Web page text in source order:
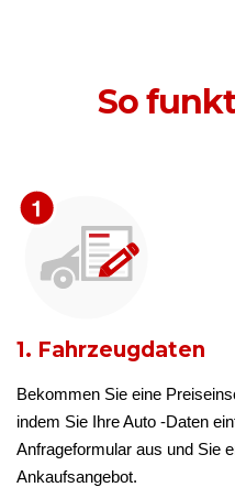
So
1. Fahrzeugdaten
Bekommen Sie eine
indem Sie Ihre Auto -Daten
Anfrageformular aus und Sie
Ankaufsangebot.